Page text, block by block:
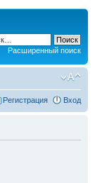
Расширенный поиск
Регистрация Вход